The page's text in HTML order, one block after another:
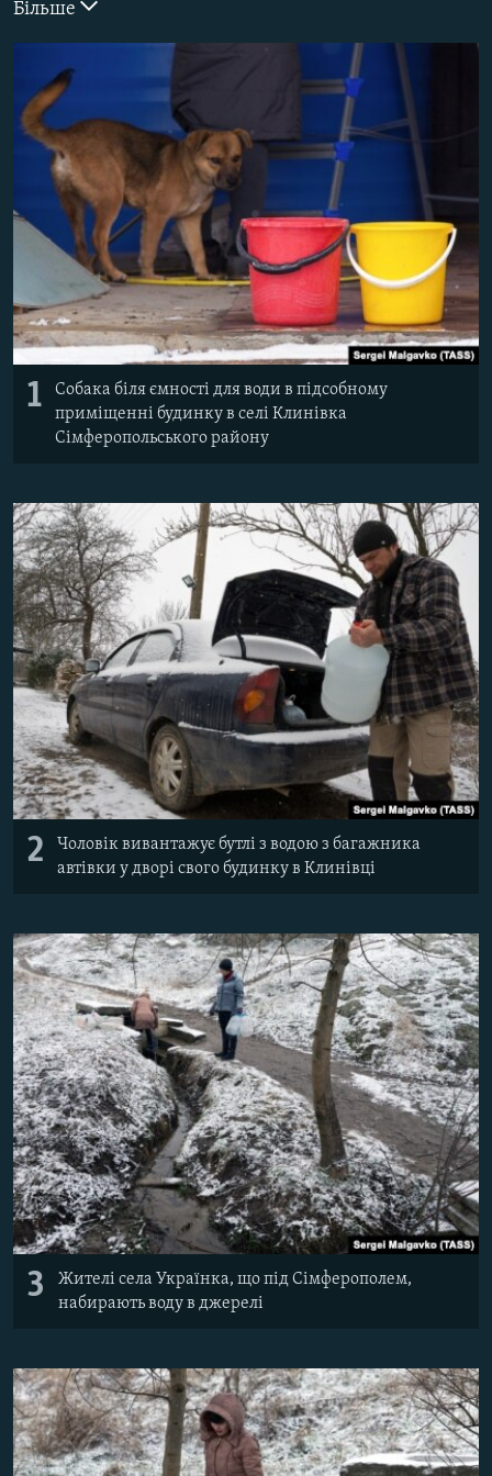
СВІДЧЕННЯ ОКУПАЦІЇ
УКРАЇНСЬКА ПРОБЛЕМА КРИМУ
ІНФОГРАФІКА
Русский
Qırımtatar
ДОЛУЧАЙСЯ!
Усі сайти RFE/RL
Більше
1
Собака біля ємності для води в підсобному
приміщенні будинку в селі Клинівка
Сімферопольського району
2
Чоловік вивантажує бутлі з водою з багажника
автівки у дворі свого будинку в Клинівці
3
Жителі села Українка, що під Сімферополем,
набирають воду в джерелі